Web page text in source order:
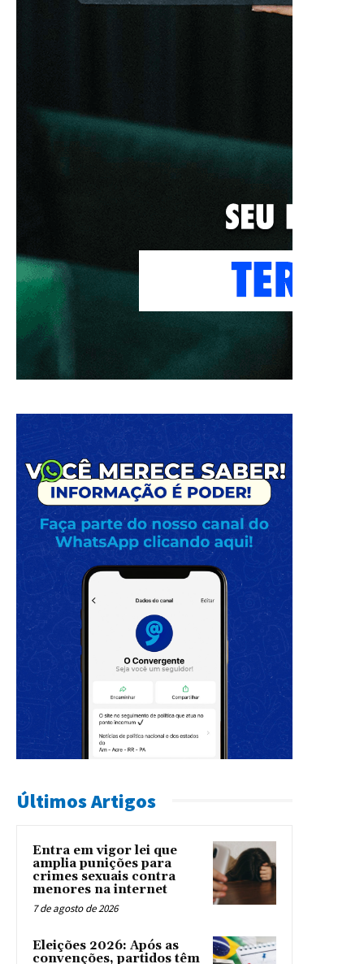
Últimos Artigos
Entra em vigor lei que
amplia punições para
crimes sexuais contra
menores na internet
7 de agosto de 2026
Eleições 2026: Após as
convenções, partidos têm